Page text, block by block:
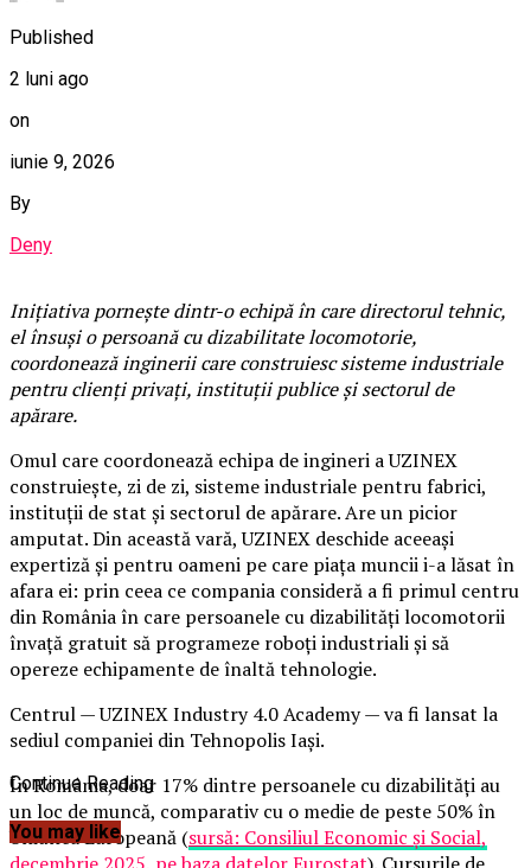
Published
2 luni ago
on
iunie 9, 2026
By
Deny
Inițiativa pornește dintr-o echipă în care directorul tehnic,
el însuși o persoană cu dizabilitate locomotorie,
coordonează inginerii care construiesc sisteme industriale
pentru clienți privați, instituții publice și sectorul de
apărare.
Omul care coordonează echipa de ingineri a UZINEX
construiește, zi de zi, sisteme industriale pentru fabrici,
instituții de stat și sectorul de apărare. Are un picior
amputat. Din această vară, UZINEX deschide aceeași
expertiză și pentru oameni pe care piața muncii i-a lăsat în
afara ei: prin ceea ce compania consideră a fi primul centru
din România în care persoanele cu dizabilități locomotorii
învață gratuit să programeze roboți industriali și să
opereze echipamente de înaltă tehnologie.
Centrul — UZINEX Industry 4.0 Academy — va fi lansat la
sediul companiei din Tehnopolis Iași.
În România, doar 17% dintre persoanele cu dizabilități au
un loc de muncă, comparativ cu o medie de peste 50% în
Uniunea Europeană (sursă: Consiliul Economic și Social,
Continue Reading
You may like